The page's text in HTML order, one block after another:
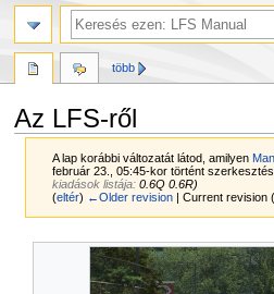
Az LFS-ről
A lap korábbi változatát látod, amilyen
február 23., 05:45-kor történt
kiadások listája:0.6Q 0.6R)
(eltér) ←Older revision | Current revision
Ugrás
navigációhoz
Ugrás
több